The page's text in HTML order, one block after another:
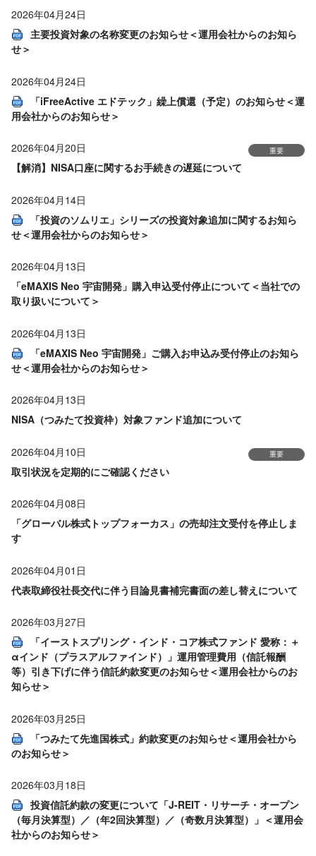
2026年04月24日
主要投資対象の名称変更のお知らせ＜運用会社からのお知ら
せ＞
2026年04月24日
「iFreeActive エドテック」繰上償還（予定）のお知らせ＜運
用会社からのお知らせ＞
2026年04月20日 重要
【解消】NISA口座に関するお手続きの遅延について
2026年04月14日
「投資のソムリエ」シリーズの投資対象追加に関するお知ら
せ＜運用会社からのお知らせ＞
2026年04月13日
「eMAXIS Neo 宇宙開発」購入申込受付停止について＜当社での
取り扱いについて＞
2026年04月13日
「eMAXIS Neo 宇宙開発」ご購入お申込み受付停止のお知ら
せ＜運用会社からのお知らせ＞
2026年04月13日
NISA（つみたて投資枠）対象ファンド追加について
2026年04月10日 重要
取引状況を定期的にご確認ください
2026年04月08日
「グローバル株式トップフォーカス」の売却注文受付を停止しま
す
2026年04月01日
代表取締役社長交代に伴う目論見書補完書面の差し替えについて
2026年03月27日
「イーストスプリング・インド・コア株式ファンド 愛称：＋
αインド（プラスアルファインド）」運用管理費用（信託報酬
等）引き下げに伴う信託約款変更のお知らせ＜運用会社からのお
知らせ＞
2026年03月25日
「つみたて先進国株式」約款変更のお知らせ＜運用会社から
のお知らせ＞
2026年03月18日
投資信託約款の変更について「J-REIT・リサーチ・オープン
（毎月決算型）／（年2回決算型）／（奇数月決算型）」＜運用会
社からのお知らせ＞